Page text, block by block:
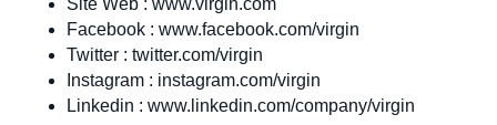
Site Web : www.virgin.com
Facebook : www.facebook.com/virgin
Twitter : twitter.com/virgin
Instagram : instagram.com/virgin
Linkedin : www.linkedin.com/company/virgin